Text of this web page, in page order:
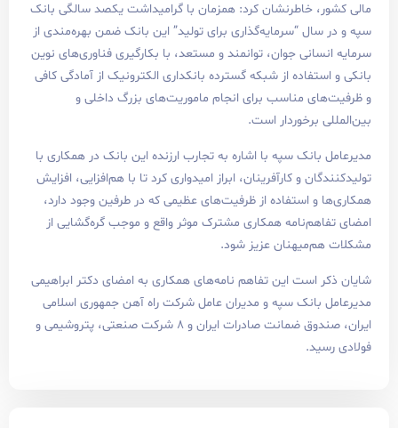
کرد: همزمان با گرامیداشت یکصد سالگی بانک
برای تولید” این بانک ضمن بهره‌مندی از
جوان، توانمند و مستعد، با بکارگیری فناوری‌های نوین
از شبکه گسترده بانکداری الکترونیک از آمادگی کافی
برای انجام ماموریت‌های بزرگ داخلی و
است.
سپه با اشاره به تجارب ارزنده این بانک در همکاری با
کارآفرینان، ابراز امیدواری کرد تا با هم‌افزایی، افزایش
از ظرفیت‌های عظیمی که در طرفین وجود دارد،
همکاری مشترک موثر واقع و موجب گره‌گشایی از
عزیز شود.
این تفاهم نامه‌های همکاری به امضای دکتر ابراهیمی
سپه و مدیران عامل شرکت راه آهن جمهوری اسلامی
ایران، صندوق ضمانت صادرات ایران‌ و ۸ شرکت صنعتی، پتروشیمی و